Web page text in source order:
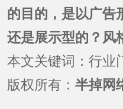
的目的，是以广告
还是展示型的？风
本文关键词：行业
版权所有： 半掉网